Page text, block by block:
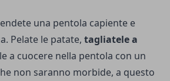
una pentola capiente e
Pelate le patate, tagliatele a
a cuocere nella pentola con un
non saranno morbide, a questo